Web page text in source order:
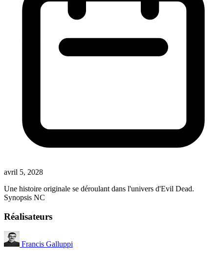
avril 5, 2028
Une histoire originale se déroulant dans l'univers d'Evil Dead.
Synopsis NC
Réalisateurs
Francis Galluppi